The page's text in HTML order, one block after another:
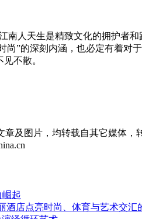
南人天生是精致文化的拥护者
尚”的深刻内涵，也必定有着
不散。
及图片，均转载自其它媒体
崛起
酒店点亮时尚、体育与艺术交汇